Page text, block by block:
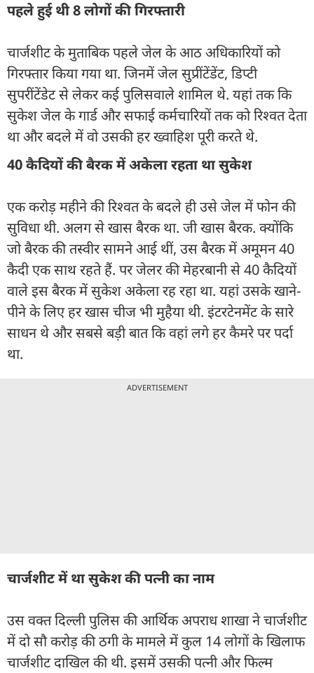
पहले हुई थी 8 लोगों की गिरफ्तारी
चार्जशीट के मुताबिक पहले जेल के आठ अधिकारियों को
गिरफ्तार किया गया था. जिनमें जेल सुप्रींटेंडेंट, डिप्टी
सुपरींटेंडेट से लेकर कई पुलिसवाले शामिल थे. यहां तक कि
सुकेश जेल के गार्ड और सफाई कर्मचारियों तक को रिश्वत देता
था और बदले में वो उसकी हर ख्वाहिश पूरी करते थे.
40 कैदियों की बैरक में अकेला रहता था सुकेश
एक करोड़ महीने की रिश्वत के बदले ही उसे जेल में फोन की
सुविधा थी. अलग से खास बैरक था. जी खास बैरक. क्योंकि
जो बैरक की तस्वीर सामने आई थीं, उस बैरक में अमूमन 40
कैदी एक साथ रहते हैं. पर जेलर की मेहरबानी से 40 कैदियों
वाले इस बैरक में सुकेश अकेला रह रहा था. यहां उसके खाने-
पीने के लिए हर खास चीज भी मुहैया थी. इंटरटेनमेंट के सारे
साधन थे और सबसे बड़ी बात कि वहां लगे हर कैमरे पर पर्दा
था.
ADVERTISEMENT
चार्जशीट में था सुकेश की पत्नी का नाम
उस वक्त दिल्ली पुलिस की आर्थिक अपराध शाखा ने चार्जशीट
में दो सौ करोड़ की ठगी के मामले में कुल 14 लोगों के खिलाफ
चार्जशीट दाखिल की थी. इसमें उसकी पत्नी और फिल्म